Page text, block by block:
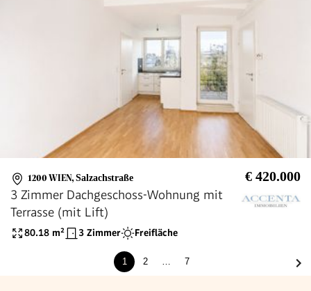
1200 WIEN, Salzachstraße € 420.000
3 Zimmer Dachgeschoss-Wohnung mit
Terrasse (mit Lift)
80.18 m² 3 Zimmer Freifläche
1 2 7